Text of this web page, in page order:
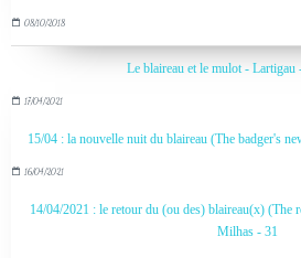
08/10/2018
Le blaireau et le mulot -
17/04/2021
15/04 : la nouvelle nuit du blaireau (The badger's
16/04/2021
14/04/2021 : le retour du (ou des) blaireau(x) (The
Milhas - 31